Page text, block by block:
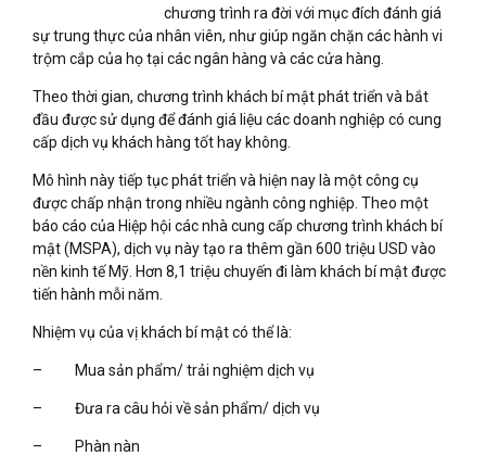
chương trình ra đời với mục đích đánh giá
sự trung thực của nhân viên, như giúp ngăn chặn các hành vi
trộm cắp của họ tại các ngân hàng và các cửa hàng.
Theo thời gian, chương trình khách bí mật phát triển và bắt
đầu được sử dụng để đánh giá liệu các doanh nghiệp có cung
cấp dịch vụ khách hàng tốt hay không.
Mô hình này tiếp tục phát triển và hiện nay là một công cụ
được chấp nhận trong nhiều ngành công nghiệp. Theo một
báo cáo của Hiệp hội các nhà cung cấp chương trình khách bí
mật (MSPA), dịch vụ này tạo ra thêm gần 600 triệu USD vào
nền kinh tế Mỹ. Hơn 8,1 triệu chuyến đi làm khách bí mật được
tiến hành mỗi năm.
Nhiệm vụ của vị khách bí mật có thể là:
– Mua sản phẩm/ trải nghiệm dịch vụ
– Đưa ra câu hỏi về sản phẩm/ dịch vụ
– Phàn nàn